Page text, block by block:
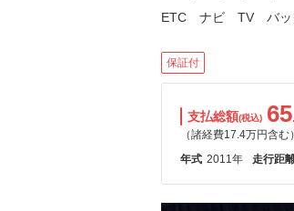
ETC ナビ TV バッ
保証付
支払総額(税込) 65
（諸経費17.4万円含む）
年式 2011年 走行距